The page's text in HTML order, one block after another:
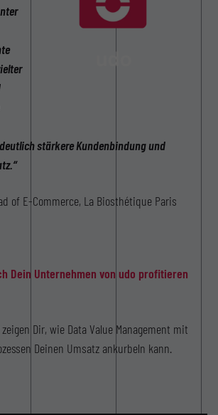
stärkere Kundenbindung und
of E-Commerce, La Biosthétique Paris
Dein Unternehmen von udo profitieren
Dir, wie Data Value Management mit
Deinen Umsatz ankurbeln kann.